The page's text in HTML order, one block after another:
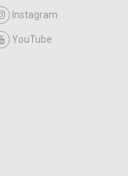
Instagram
YouTube